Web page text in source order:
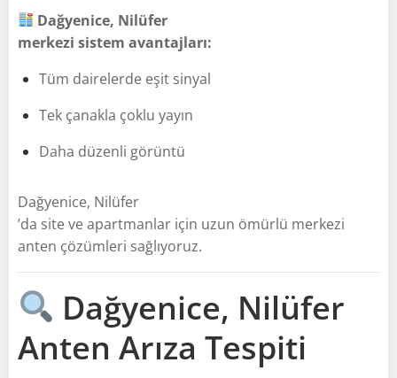
Dağyenice, Nilüfer
merkezi sistem avantajları:
Tüm dairelerde eşit sinyal
Tek çanakla çoklu yayın
Daha düzenli görüntü
Dağyenice, Nilüfer
’da site ve apartmanlar için uzun ömürlü merkezi
anten çözümleri sağlıyoruz.
Dağyenice, Nilüfer
Anten Arıza Tespiti